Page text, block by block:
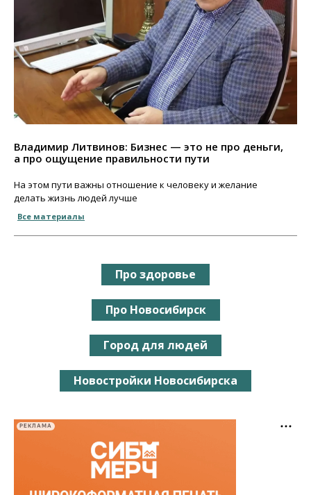
Владимир Литвинов: Бизнес — это не про деньги,
а про ощущение правильности пути
На этом пути важны отношение к человеку и желание
делать жизнь людей лучше
Все материалы
Про здоровье
Про Новосибирск
Город для людей
Новостройки Новосибирска
РЕКЛАМА